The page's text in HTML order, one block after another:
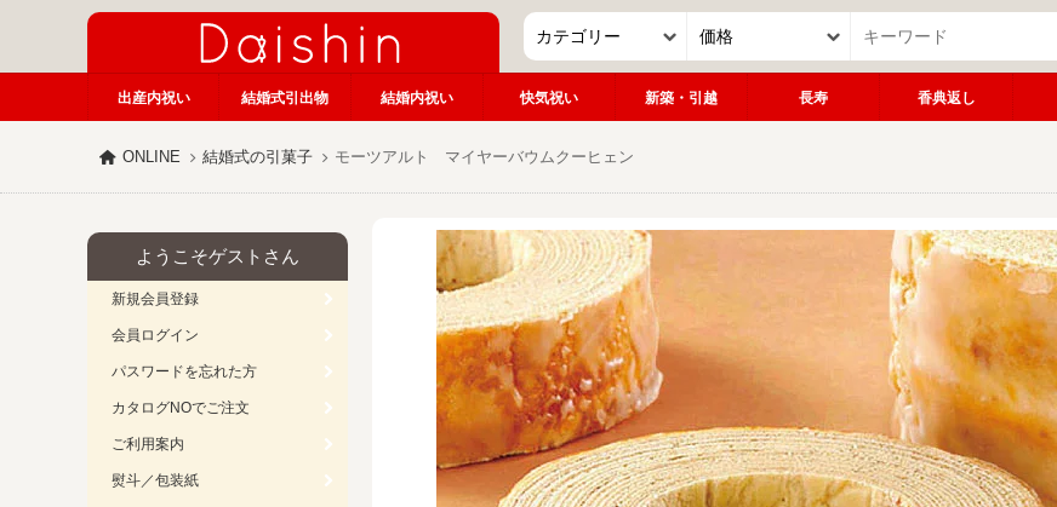
出産内祝い 結婚式引出物 結婚内祝い 快気祝い 新築・引越 長寿 香典返し
ONLINE 結婚式の引菓子 モーツアルト マイヤーバウムクーヒェン
ようこそゲストさん
新規会員登録
会員ログイン
パスワードを忘れた方
カタログNOでご注文
ご利用案内
熨斗／包装紙